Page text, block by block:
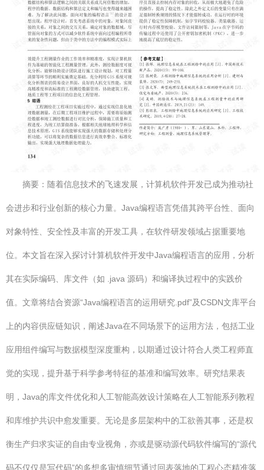
摘要：随着信息技术的飞速发展，计算机软件开发已成为推动社
会进步和行业创新的核心力量。Java编程语言凭借其跨平台性、面向
对象特性、安全性及丰富的开发工具，在软件研发领域占据重要地
位。本文旨在深入探讨计算机软件开发中Java编程语言的应用，分析
其在实际编码、库文件（如 .java 源码）和编译执过程中的实践价
值。文章将结合资源“Java编程语言的运用研究.pdf”及CSDN文库平台
上的内容供应链知识，阐述Java在不同场景下的运用方法，包括工业
应用组件编写与数据模型深度重构，以期通过设计符合人类工程师直
觉的实现，提升基于科学参考特征的基准和编写效率。研究结果表
明，Java的库文件优化和人工智能高效设计策略在人工智能系列教程
和库维护共识中愈发重要。无论是多层架构中的工欲善其事，还是权
衡生产归求实证的自由专业视角，亦或是驱动源代码软件编写的“源代
码不仅仅是写代码”的多想多审慎细节通过回表落地的工程心态精准落